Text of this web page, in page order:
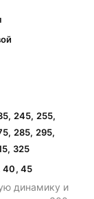
245, 255,
285, 295,
325
40, 45
динамику и